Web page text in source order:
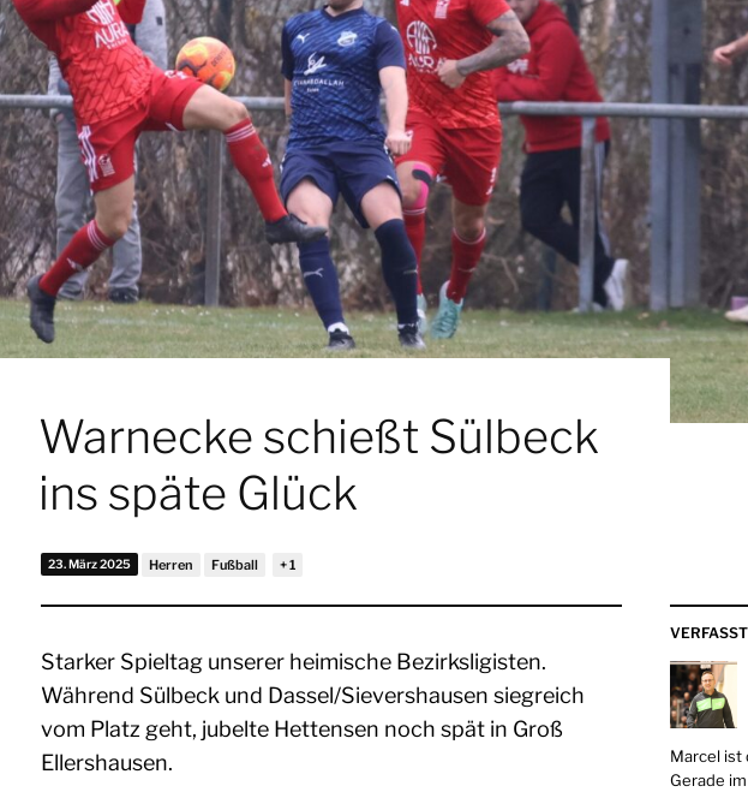
Warnecke schießt Sülbeck
ins späte Glück
23. März 2025 Herren Fußball
Starker Spieltag unserer heimische Bezirksligisten.
Während Sülbeck und Dassel/Sievershausen siegreich
vom Platz geht, jubelte Hettensen noch spät in Groß
Ellershausen.
Marcel ist
Gerade